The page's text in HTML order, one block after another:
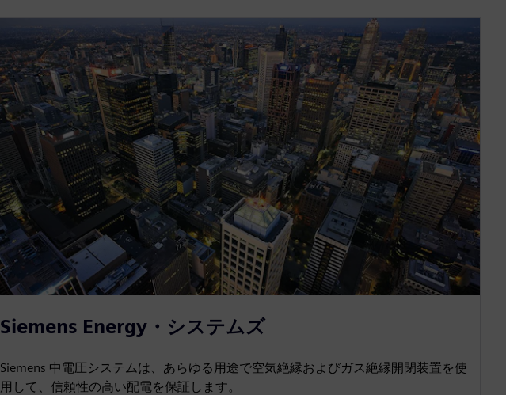
Siemens Energy・システムズ
Siemens 中電圧システムは、あらゆる用途で空気絶縁およびガス絶縁開閉装置を使
用して、信頼性の高い配電を保証します。